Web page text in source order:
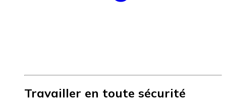
Travailler en toute sécurité